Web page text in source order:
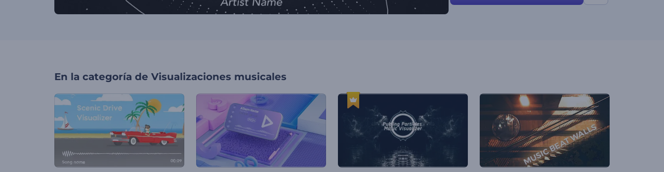
En la categoría de Visualizaciones musicales